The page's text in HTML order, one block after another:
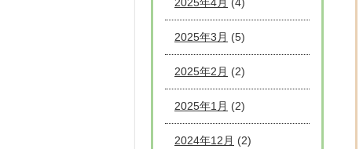
2025年3月 (5)
2025年2月 (2)
2025年1月 (2)
2024年12月 (2)